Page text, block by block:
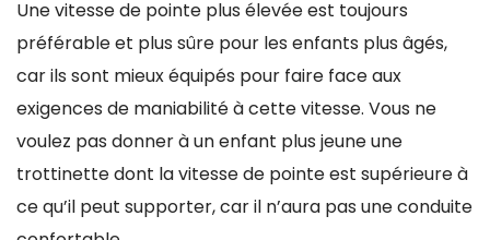
Une vitesse de pointe plus élevée est toujours
préférable et plus sûre pour les enfants plus âgés,
car ils sont mieux équipés pour faire face aux
exigences de maniabilité à cette vitesse. Vous ne
voulez pas donner à un enfant plus jeune une
trottinette dont la vitesse de pointe est supérieure à
ce qu’il peut supporter, car il n’aura pas une conduite